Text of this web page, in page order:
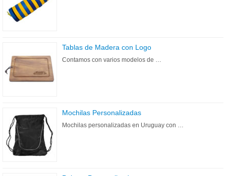
Tablas de Madera con Logo
Contamos con varios modelos de …
Mochilas Personalizadas
Mochilas personalizadas en Uruguay con …